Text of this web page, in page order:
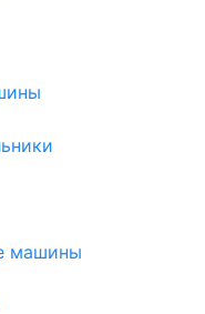
машины